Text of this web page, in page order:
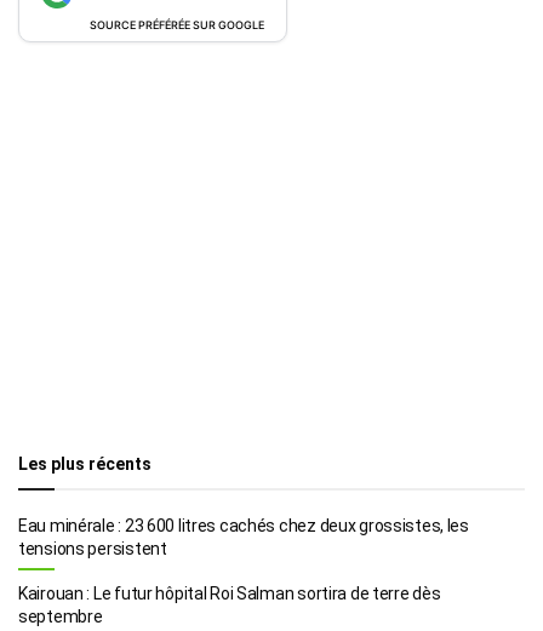
SOURCE PRÉFÉRÉE SUR GOOGLE
Les plus récents
Eau minérale : 23 600 litres cachés chez deux grossistes, les
tensions persistent
Kairouan : Le futur hôpital Roi Salman sortira de terre dès
septembre